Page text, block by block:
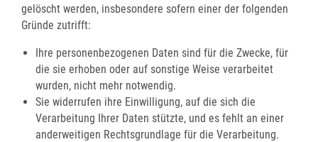
gelöscht werden, insbesondere sofern einer der folgenden
Gründe zutrifft:
Ihre personenbezogenen Daten sind für die Zwecke, für
die sie erhoben oder auf sonstige Weise verarbeitet
wurden, nicht mehr notwendig.
Sie widerrufen ihre Einwilligung, auf die sich die
Verarbeitung Ihrer Daten stützte, und es fehlt an einer
anderweitigen Rechtsgrundlage für die Verarbeitung.